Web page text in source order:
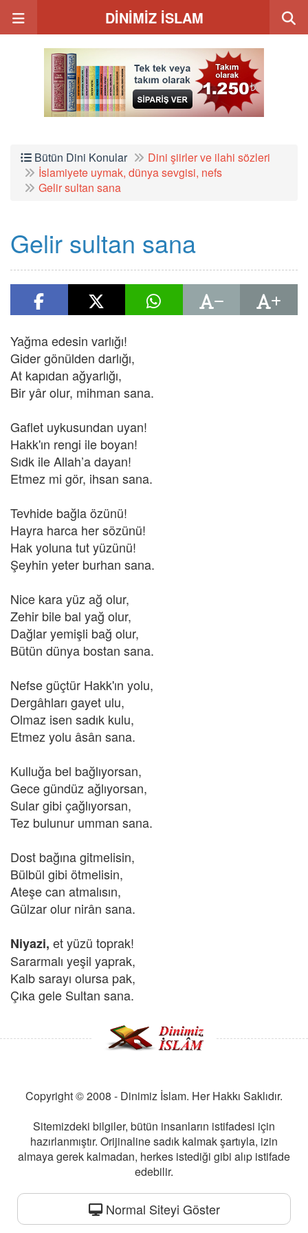
DİNİMİZ İSLAM
Bütün Dini Konular
Dini şiirler ve ilahi sözleri
İslamiyete uymak, dünya sevgisi, nefs
Gelir sultan sana
Gelir sultan sana
Yağma edesin varlığı!
Gider gönülden darlığı,
At kapıdan ağyarlığı,
Bir yâr olur, mihman sana.
Gaflet uykusundan uyan!
Hakk'ın rengi ile boyan!
Sıdk ile Allah’a dayan!
Etmez mi gör, ihsan sana.
Tevhide bağla özünü!
Hayra harca her sözünü!
Hak yoluna tut yüzünü!
Şeyhin yeter burhan sana.
Nice kara yüz ağ olur,
Zehir bile bal yağ olur,
Dağlar yemişli bağ olur,
Bütün dünya bostan sana.
Nefse güçtür Hakk'ın yolu,
Dergâhları gayet ulu,
Olmaz isen sadık kulu,
Etmez yolu âsân sana.
Kulluğa bel bağlıyorsan,
Gece gündüz ağlıyorsan,
Sular gibi çağlıyorsan,
Tez bulunur umman sana.
Dost bağına gitmelisin,
Bülbül gibi ötmelisin,
Ateşe can atmalısın,
Gülzar olur nirân sana.
Niyazi, et yüzü toprak!
Sararmalı yeşil yaprak,
Kalb sarayı olursa pak,
Çıka gele Sultan sana.
Copyright © 2008 - Dinimiz İslam. Her Hakkı Saklıdır.
Sitemizdeki bilgiler, bütün insanların istifadesi için
hazırlanmıştır. Orijinaline sadık kalmak şartıyla, izin
almaya gerek kalmadan, herkes istediği gibi alıp istifade
edebilir.
Normal Siteyi Göster